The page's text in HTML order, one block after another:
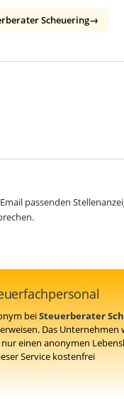
Scheuering→
passenden
beiSteuerberater
Das
nur einen anonymen
Service kostenfrei